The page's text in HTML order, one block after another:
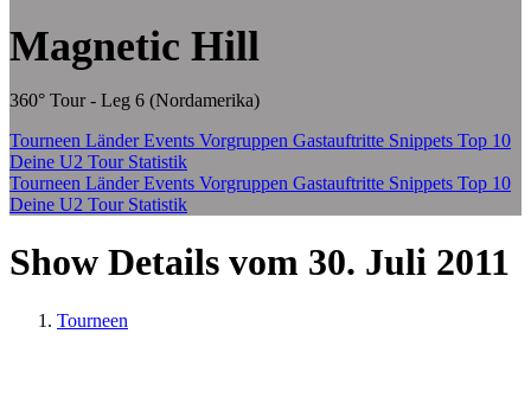
Magnetic Hill
360° Tour - Leg 6 (Nordamerika)
Tourneen LänderEvents Vorgruppen Gastauftritte Snippets Top 10
Deine U2 Tour Statistik
Tourneen LänderEvents Vorgruppen Gastauftritte Snippets Top 10
Deine U2 Tour Statistik
Show Details vom 30. Juli 2011
Tourneen